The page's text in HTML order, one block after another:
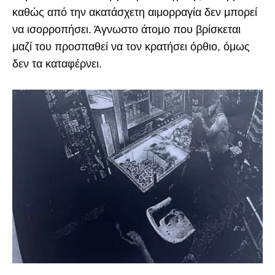
καθώς από την ακατάσχετη αιμορραγία δεν μπορεί
να ισορροπήσει. Άγνωστο άτομο που βρίσκεται
μαζί του προσπαθεί να τον κρατήσει όρθιο, όμως
δεν τα καταφέρνει.